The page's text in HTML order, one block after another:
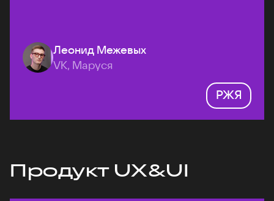
Леонид Межевых
VK, Маруся
РЖЯ
Продукт UX&UI